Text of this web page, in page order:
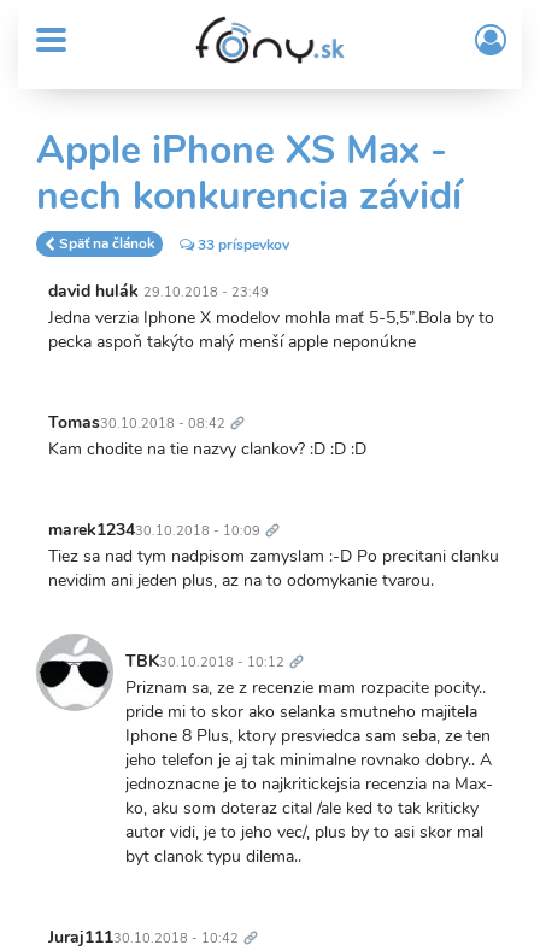
obsah
MENU
Sub
Header
menu
User
account
menu
/
Apple iPhone XS Max -
nech konkurencia závidí
Späť na článok 33 príspevkov
david hulák 29.10.2018 - 23:49
Jedna verzia Iphone X modelov mohla mať 5-5,5”.Bola by to
pecka aspoň takýto malý menší apple neponúkne
Tomas30.10.2018 - 08:42 odkaz
Kam chodite na tie nazvy clankov? :D :D :D
marek123430.10.2018 - 10:09 odkaz
Tiez sa nad tym nadpisom zamyslam :-D Po precitani clanku
nevidim ani jeden plus, az na to odomykanie tvarou.
TBK30.10.2018 - 10:12 odkaz
Priznam sa, ze z recenzie mam rozpacite pocity..
pride mi to skor ako selanka smutneho majitela
Iphone 8 Plus, ktory presviedca sam seba, ze ten
jeho telefon je aj tak minimalne rovnako dobry.. A
jednoznacne je to najkritickejsia recenzia na Max-
ko, aku som doteraz cital /ale ked to tak kriticky
autor vidi, je to jeho vec/, plus by to asi skor mal
byt clanok typu dilema..
Juraj11130.10.2018 - 10:42 odkaz